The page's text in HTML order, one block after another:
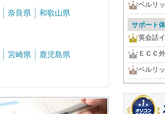
奈良県
和歌山県
宮崎県
鹿児島県
ベルリ
サポート
英会話
ＥＣＣ
ベルリ